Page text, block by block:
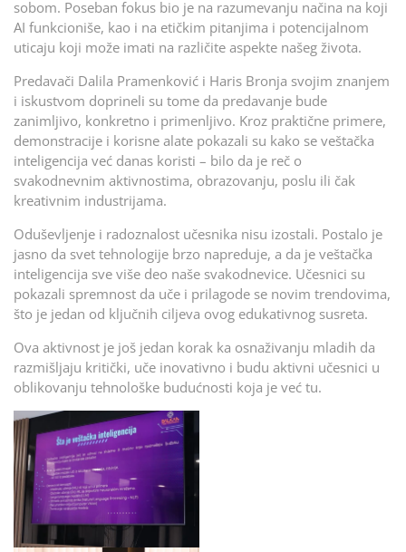
sobom. Poseban fokus bio je na razumevanju načina na koji
AI funkcioniše, kao i na etičkim pitanjima i potencijalnom
uticaju koji može imati na različite aspekte našeg života.
Predavači Dalila Pramenković i Haris Bronja svojim znanjem
i iskustvom doprineli su tome da predavanje bude
zanimljivo, konkretno i primenljivo. Kroz praktične primere,
demonstracije i korisne alate pokazali su kako se veštačka
inteligencija već danas koristi – bilo da je reč o
svakodnevnim aktivnostima, obrazovanju, poslu ili čak
kreativnim industrijama.
Oduševljenje i radoznalost učesnika nisu izostali. Postalo je
jasno da svet tehnologije brzo napreduje, a da je veštačka
inteligencija sve više deo naše svakodnevice. Učesnici su
pokazali spremnost da uče i prilagode se novim trendovima,
što je jedan od ključnih ciljeva ovog edukativnog susreta.
Ova aktivnost je još jedan korak ka osnaživanju mladih da
razmišljaju kritički, uče inovativno i budu aktivni učesnici u
oblikovanju tehnološke budućnosti koja je već tu.